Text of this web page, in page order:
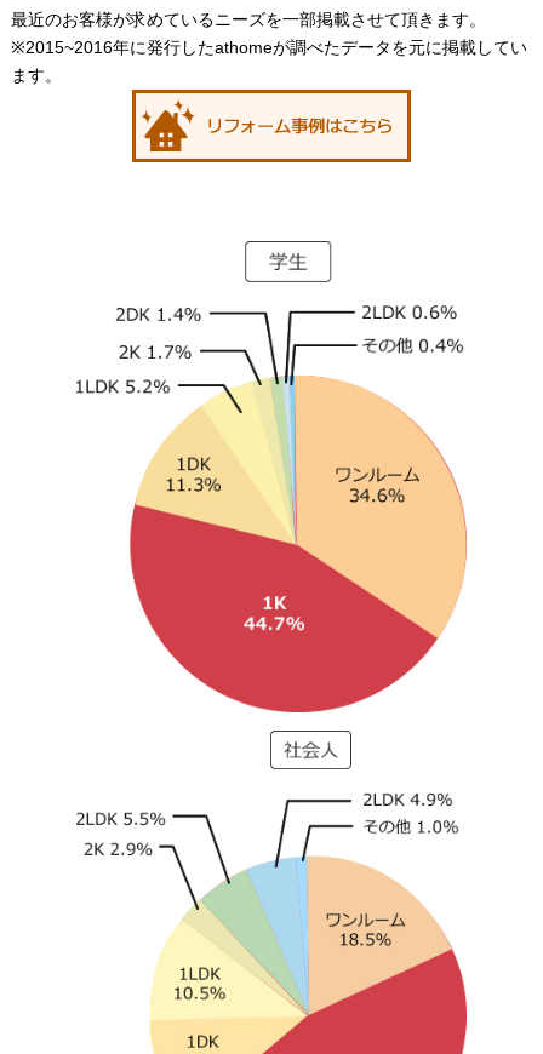
最近のお客様が求めているニーズを一部掲載させて頂きます。
※2015~2016年に発行したathomeが調べたデータを元に掲載してい
ます。